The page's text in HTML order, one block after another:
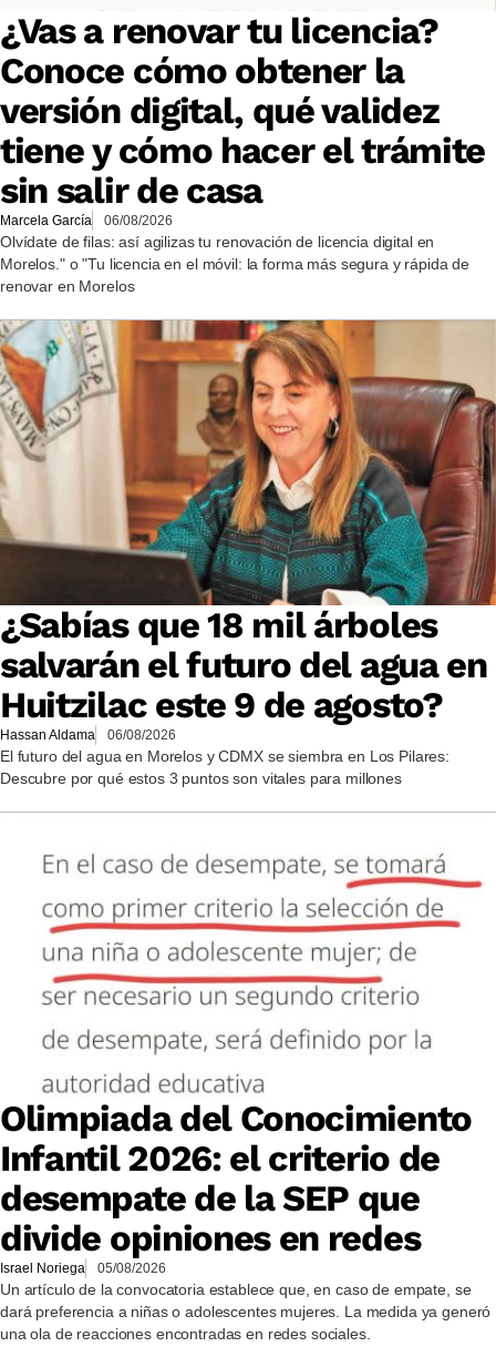
¿Vas a renovar tu licencia?
Conoce cómo obtener la
versión digital, qué validez
tiene y cómo hacer el trámite
sin salir de casa
Marcela García 06/08/2026
Olvídate de filas: así agilizas tu renovación de licencia digital en
Morelos." o "Tu licencia en el móvil: la forma más segura y rápida de
renovar en Morelos
¿Sabías que 18 mil árboles
salvarán el futuro del agua en
Huitzilac este 9 de agosto?
Hassan Aldama 06/08/2026
El futuro del agua en Morelos y CDMX se siembra en Los Pilares:
Descubre por qué estos 3 puntos son vitales para millones
Olimpiada del Conocimiento
Infantil 2026: el criterio de
desempate de la SEP que
divide opiniones en redes
Israel Noriega 05/08/2026
Un artículo de la convocatoria establece que, en caso de empate, se
dará preferencia a niñas o adolescentes mujeres. La medida ya generó
una ola de reacciones encontradas en redes sociales.